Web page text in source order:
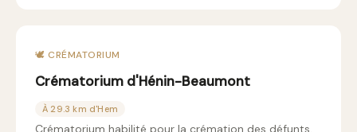
🕊️ CRÉMATORIUM
Crématorium d'Hénin-Beaumont
À 29.3 km d'Hem
Crématorium habilité pour la crémation des défunts.